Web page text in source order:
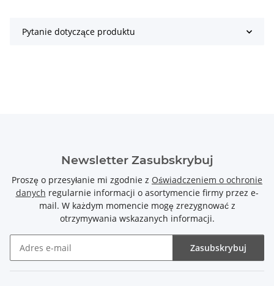
Pytanie dotyczące produktu
Newsletter Zasubskrybuj
Proszę o przesyłanie mi zgodnie z Oświadczeniem o ochronie
danych regularnie informacji o asortymencie firmy przez e-
mail. W każdym momencie mogę zrezygnować z
otrzymywania wskazanych informacji.
Zasubskrybuj